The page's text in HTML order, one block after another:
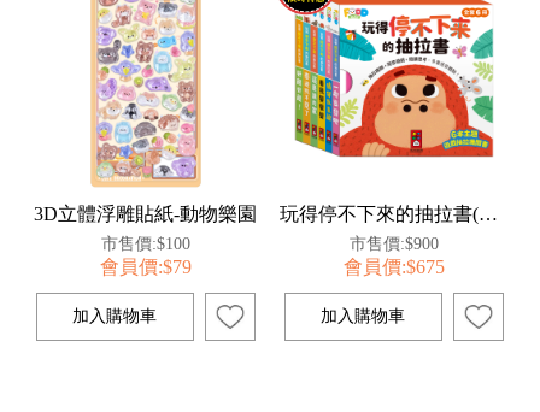
3D立體浮雕貼紙-動物樂園
市售價:$100
會員價:$79
玩得停不下來的抽拉書(全套6冊)
市售價:$900
會員價:$675